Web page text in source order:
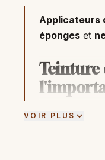
Applicateurs
éponges et
Teinture
La teinture du
VOIR PLUS